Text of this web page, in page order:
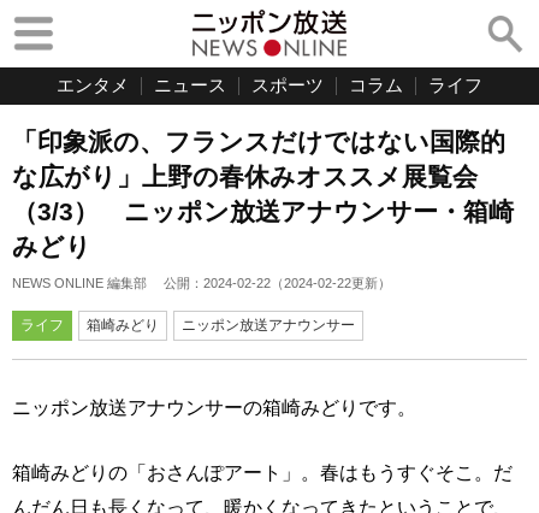
エンタメ ニュース スポーツ コラム ライフ
「印象派の、フランスだけではない国際的
な広がり」上野の春休みオススメ展覧会
（3/3） ニッポン放送アナウンサー・箱崎
みどり
NEWS ONLINE 編集部 公開： 2024-02-22 （2024-02-22更新）
ライフ 箱崎みどり ニッポン放送アナウンサー
ニッポン放送アナウンサーの箱崎みどりです。
箱崎みどりの「おさんぽアート」。春はもうすぐそこ。だ
んだん日も長くなって、暖かくなってきたということで、